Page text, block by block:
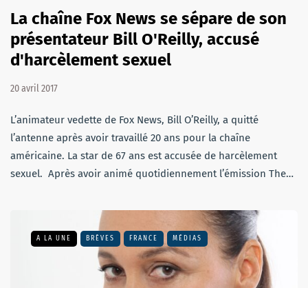
La chaîne Fox News se sépare de son
présentateur Bill O'Reilly, accusé
d'harcèlement sexuel
20 avril 2017
L’animateur vedette de Fox News, Bill O’Reilly, a quitté
l’antenne après avoir travaillé 20 ans pour la chaîne
américaine. La star de 67 ans est accusée de harcèlement
sexuel. Après avoir animé quotidiennement l’émission The…
A LA UNE BRÈVES FRANCE MÉDIAS